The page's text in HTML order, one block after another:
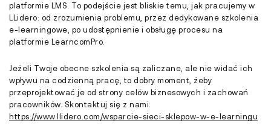
platformie LMS. To podejście jest bliskie temu, jak pracujemy w
LLidero: od zrozumienia problemu, przez dedykowane szkolenia
e-learningowe, po udostępnienie i obsługę procesu na
platformie LearncomPro.
Jeżeli Twoje obecne szkolenia są zaliczane, ale nie widać ich
wpływu na codzienną pracę, to dobry moment, żeby
przeprojektować je od strony celów biznesowych i zachowań
pracowników. Skontaktuj się z nami:
https://www.llidero.com/wsparcie-sieci-sklepow-w-e-learningu